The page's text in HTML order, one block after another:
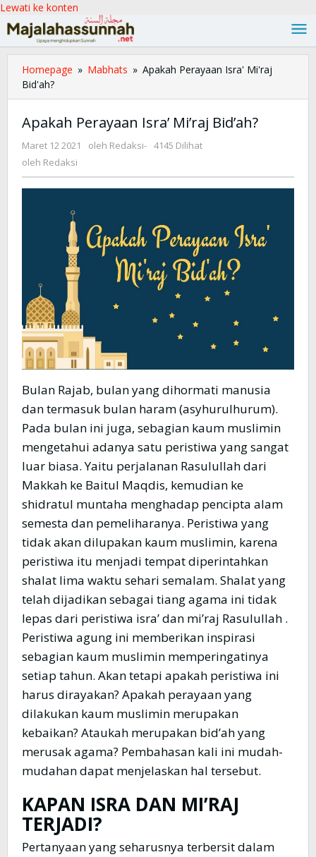
Lewati ke konten
Homepage » Mabhats » Apakah Perayaan Isra' Mi'raj
Bid'ah?
Apakah Perayaan Isra’ Mi’raj Bid’ah?
Maret 12 2021 oleh Redaksi- 4145 Dilihat
oleh Redaksi
Bulan Rajab, bulan yang dihormati manusia
dan termasuk bulan haram (asyhurulhurum).
Pada bulan ini juga, sebagian kaum muslimin
mengetahui adanya satu peristiwa yang sangat
luar biasa. Yaitu perjalanan Rasulullah dari
Makkah ke Baitul Maqdis, kemudian ke
shidratul muntaha menghadap pencipta alam
semesta dan pemeliharanya. Peristiwa yang
tidak akan dilupakan kaum muslimin, karena
peristiwa itu menjadi tempat diperintahkan
shalat lima waktu sehari semalam. Shalat yang
telah dijadikan sebagai tiang agama ini tidak
lepas dari peristiwa isra’ dan mi’raj Rasulullah .
Peristiwa agung ini memberikan inspirasi
sebagian kaum muslimin memperingatinya
setiap tahun. Akan tetapi apakah peristiwa ini
harus dirayakan? Apakah perayaan yang
dilakukan kaum muslimin merupakan
kebaikan? Ataukah merupakan bid’ah yang
merusak agama? Pembahasan kali ini mudah-
mudahan dapat menjelaskan hal tersebut.
KAPAN ISRA DAN MI’RAJ
TERJADI?
Pertanyaan yang seharusnya terbersit dalam